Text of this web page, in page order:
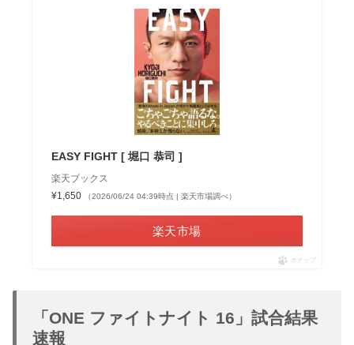
EASY FIGHT [ 堀口 恭司 ]
楽天ブックス
¥1,650
（2026/06/24 04:39時点 | 楽天市場調べ）
楽天市場
ポチップ
「ONE ファイトナイト 16」試合結果
速報